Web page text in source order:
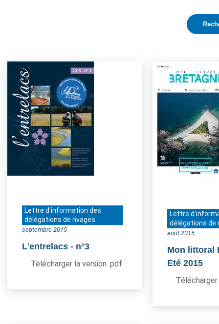
Lettre d'information des
délégations de rivages
septembre 2015
L'entrelacs - n°3
Télécharger la version .pdf
Lettre
délégations de
août 2015
Mon littoral
Eté 2015